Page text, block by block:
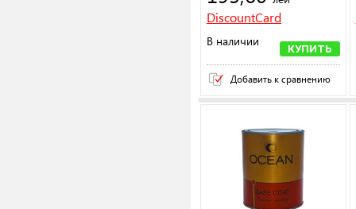
DiscountCard
В наличии
КУПИТЬ
Добавить к сравнению